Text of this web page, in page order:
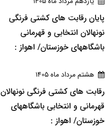
پایان رقابت های کشتی فرنگی
نونهالان انتخابی و قهرمانی
باشگاههای خوزستان/ اهواز :
هشتم مرداد ماه 1405
رقابت های کشتی فرنگی نونهالان
قهرمانی و انتخابی باشگاههای
خوزستان/ اهواز :